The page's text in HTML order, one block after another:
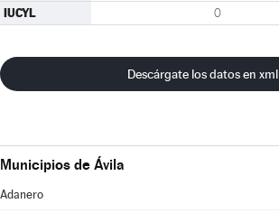
IUCYL 0
Descárgate los datos en xml
Municipios de Ávila
Adanero